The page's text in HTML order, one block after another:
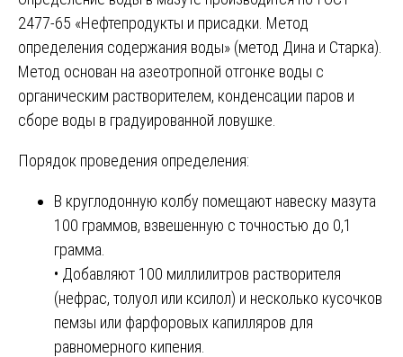
2477-65 «Нефтепродукты и присадки. Метод
определения содержания воды» (метод Дина и Старка).
Метод основан на азеотропной отгонке воды с
органическим растворителем, конденсации паров и
сборе воды в градуированной ловушке.
Порядок проведения определения:
В круглодонную колбу помещают навеску мазута
100 граммов, взвешенную с точностью до 0,1
грамма.
• Добавляют 100 миллилитров растворителя
(нефрас, толуол или ксилол) и несколько кусочков
пемзы или фарфоровых капилляров для
равномерного кипения.